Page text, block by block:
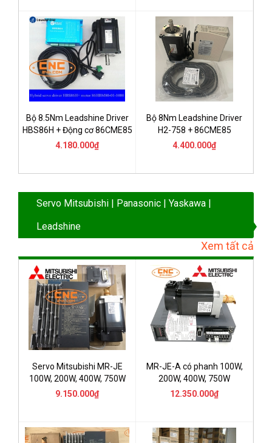
Bộ 8.5Nm Leadshine Driver
HBS86H + Động cơ 86CME85
4.180.000₫
Bộ 8Nm Leadshine Driver
H2-758 + 86CME85
4.400.000₫
Servo Mitsubishi | Panasonic | Yaskawa |
Leadshine
Xem tất cả
Servo Mitsubishi MR-JE
100W, 200W, 400W, 750W
9.150.000₫
MR-JE-A có phanh 100W,
200W, 400W, 750W
12.350.000₫